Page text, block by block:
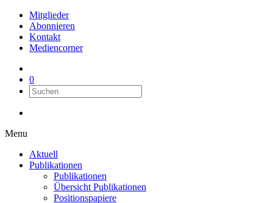
Mitglieder
Abonnieren
Kontakt
Mediencorner
0
Menu
Aktuell
Publikationen
Publikationen
Übersicht Publikationen
Positionspapiere